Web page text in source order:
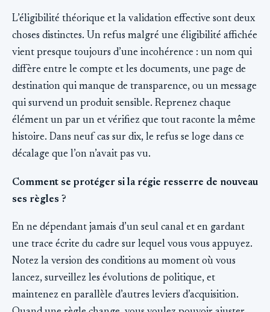
L’éligibilité théorique et la validation effective sont deux
choses distinctes. Un refus malgré une éligibilité affichée
vient presque toujours d’une incohérence : un nom qui
diffère entre le compte et les documents, une page de
destination qui manque de transparence, ou un message
qui survend un produit sensible. Reprenez chaque
élément un par un et vérifiez que tout raconte la même
histoire. Dans neuf cas sur dix, le refus se loge dans ce
décalage que l’on n’avait pas vu.
Comment se protéger si la régie resserre de nouveau
ses règles ?
En ne dépendant jamais d’un seul canal et en gardant
une trace écrite du cadre sur lequel vous vous appuyez.
Notez la version des conditions au moment où vous
lancez, surveillez les évolutions de politique, et
maintenez en parallèle d’autres leviers d’acquisition.